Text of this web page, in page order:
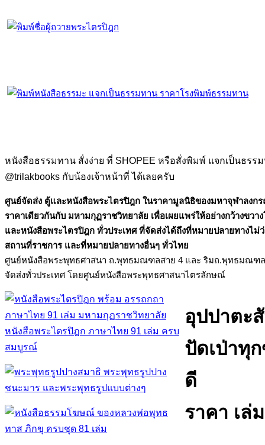
หนังสือธรรมทาน สั่งง่าย ที่ SHOPEE หรือสั่งพิมพ์ แจกเป็นธรร
@trilakbooks กับน้องเจ้าหน้าที่ ได้เลยครับ
ศูนย์จัดส่ง ตู้และหนังสือพระไตรปิฎก ในราคามูลนิธิของมหาจุฬาลงก
ราคาเดียวกันกับ มหามกุฏราชวิทยาลัย เพื่อเผยแพร่ให้อย่างกว้างขว
และหนังสือพระไตรปิฎก ทั่วประเทศ ที่จัดส่งได้ถึงที่หมายปลายทางไม่
สถานที่ราชการ และที่หมายปลายทางอื่นๆ ทั่วไทย
ศูนย์หนังสือพระพุทธศาสนา ถ.พุทธมณฑลสาย 4 และ ริมถ.พุทธมณฑ
จัดส่งทั่วประเทศ โดยศูนย์หนังสือพระพุทธศาสนาไตรลักษณ์
หนังสือพระไตรปิฎก ภาษาไทย 91 เล่ม ครบ
สมบูรณ์
อุปปาตะ
ปัดเป่าทุ
ดี
ราคา เล่